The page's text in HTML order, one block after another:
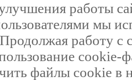
работы
мы
Продолжая работу с
cookie-
файлы cookie в